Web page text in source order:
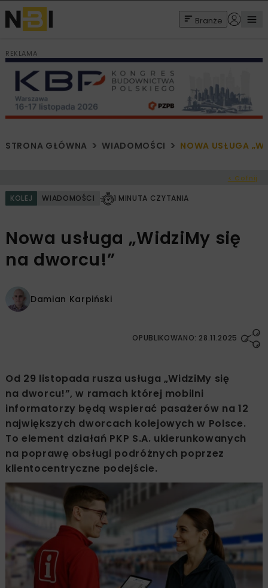
Branże
REKLAMA
STRONA GŁÓWNA WIADOMOŚCI NOWA USŁUGA
< Cofnij
KOLEJ WIADOMOŚCI 1 MINUTA CZYTANIA
Nowa usługa „WidziMy się
na dworcu!”
Damian Karpiński
OPUBLIKOWANO: 28.11.2025
Od 29 listopada rusza usługa „WidziMy się
na dworcu!”, w ramach której mobilni
informatorzy będą wspierać pasażerów na 12
największych dworcach kolejowych w Polsce.
To element działań PKP S.A. ukierunkowanych
na poprawę obsługi podróżnych poprzez
klientocentryczne podejście.